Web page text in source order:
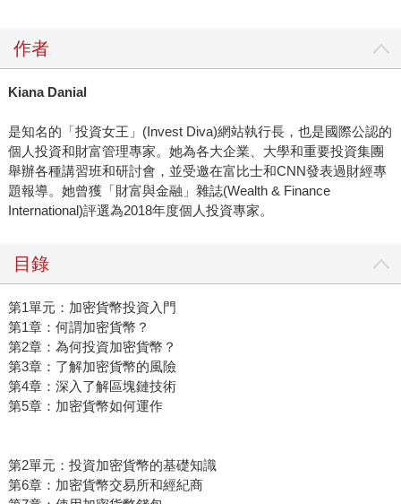
作者
Kiana Danial
是知名的「投資女王」(Invest Diva)網站執行長，也是國際公認的
個人投資和財富管理專家。她為各大企業、大學和重要投資集團
舉辦各種講習班和研討會，並受邀在富比士和CNN發表過財經專
題報導。她曾獲「財富與金融」雜誌(Wealth & Finance
International)評選為2018年度個人投資專家。
目錄
第1單元：加密貨幣投資入門
第1章：何謂加密貨幣？
第2章：為何投資加密貨幣？
第3章：了解加密貨幣的風險
第4章：深入了解區塊鏈技術
第5章：加密貨幣如何運作
第2單元：投資加密貨幣的基礎知識
第6章：加密貨幣交易所和經紀商